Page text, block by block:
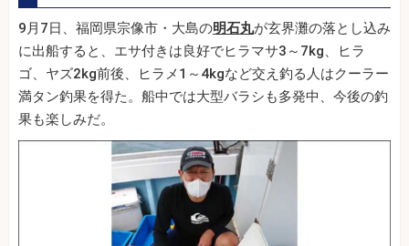
9月7日、福岡県宗像市・大島の明石丸が玄界灘の落とし込み
に出船すると、エサ付きは良好でヒラマサ3～7kg、ヒラ
ゴ、ヤズ2kg前後、ヒラメ1～4kgなど交え釣る人はクーラー
満タン釣果を得た。船中では大型バラシも多発中、今後の釣
果も楽しみだ。